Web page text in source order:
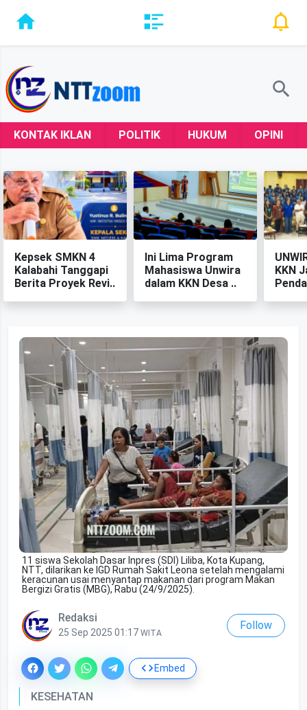
KONTAK IKLAN POLITIK HUKUM OPINI
Kepsek SMKN 4
Kalabahi Tanggapi
Berita Proyek Revi..
‎Ini Lima Program
Mahasiswa Unwira
dalam KKN Desa ..
KKN
11 siswa Sekolah Dasar Inpres (SDI) Liliba, Kota Kupang,
NTT, dilarikan ke IGD Rumah Sakit Leona setelah mengalami
keracunan usai menyantap makanan dari program Makan
Bergizi Gratis (MBG), Rabu (24/9/2025).
Redaksi
25 Sep 2025 01:17 WITA
Follow
Embed
KESEHATAN